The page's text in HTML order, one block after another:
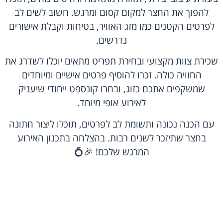
להפוך את החצר למקום קסום ומרגש. חשוב לשים לב
לפרטים הקטנים כמו מזג האוויר, בטיחות וקבלת אישורים
נדרשים.
שכירת צוות מקצועי ובחירת תפריט מתאים יוכלו לשדרג את
החוויה כולה. זכרו להוסיף פרטים אישיים ומיוחדים
שמשקפים אתכם כזוג, ובחרו קונספט ייחודי שיעניק
לאירוע אופי מיוחד.
עם הכנה נכונה ותשומת לב לפרטים, תוכלו ליצור חתונה
בחצר שתיזכר לשנים רבות. בהצלחה בתכנון האירוע
המרגש שלכם! 🎉💍